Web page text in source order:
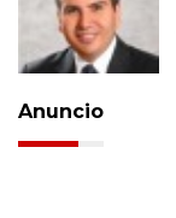
Anuncio